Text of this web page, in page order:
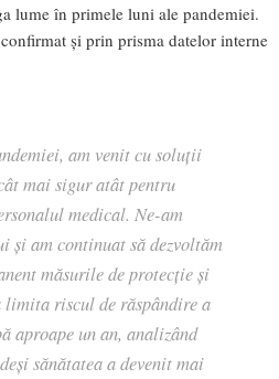
lume în primele luni ale pandemiei.
și prin prisma datelor interne
am venit cu soluții
mai sigur atât pentru
medical. Ne-am
și am continuat să dezvoltăm
măsurile de protecție și
limita riscul de răspândire a
aproape un an, analizând
sănătatea a devenit mai